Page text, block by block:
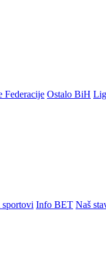
Federacije Ostalo BiH
sportovi Info BET Naš